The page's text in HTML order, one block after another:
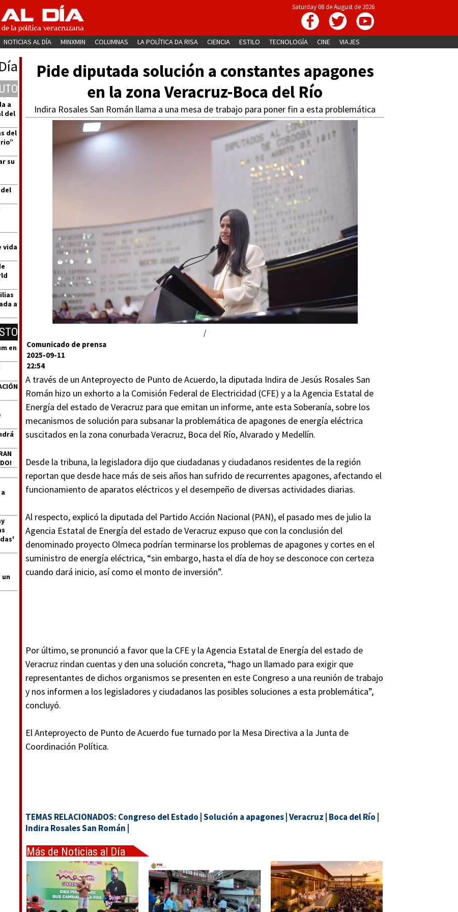
Saturday 08 de August de 2026
NOTICIAS AL DÍA MINXMIN COLUMNAS LA POLÍTICA DA RISA CIENCIA ESTILO TECNOLOGÍA CINE VIAJES
a
del
del
su
vida
a
en
un
Pide diputada solución a constantes apagones
en la zona Veracruz-Boca del Río
Indira Rosales San Román llama a una mesa de trabajo para poner fin a esta problemática
/
Comunicado de prensa
2025-09-11
22:54
A través de un Anteproyecto de Punto de Acuerdo, la diputada Indira de Jesús Rosales San
Román hizo un exhorto a la Comisión Federal de Electricidad (CFE) y a la Agencia Estatal de
Energía del estado de Veracruz para que emitan un informe, ante esta Soberanía, sobre los
mecanismos de solución para subsanar la problemática de apagones de energía eléctrica
suscitados en la zona conurbada Veracruz, Boca del Río, Alvarado y Medellín.
Desde la tribuna, la legisladora dijo que ciudadanas y ciudadanos residentes de la región
reportan que desde hace más de seis años han sufrido de recurrentes apagones, afectando el
funcionamiento de aparatos eléctricos y el desempeño de diversas actividades diarias.
Al respecto, explicó la diputada del Partido Acción Nacional (PAN), el pasado mes de julio la
Agencia Estatal de Energía del estado de Veracruz expuso que con la conclusión del
denominado proyecto Olmeca podrían terminarse los problemas de apagones y cortes en el
suministro de energía eléctrica, “sin embargo, hasta el día de hoy se desconoce con certeza
cuando dará inicio, así como el monto de inversión”.
Por último, se pronunció a favor que la CFE y la Agencia Estatal de Energía del estado de
Veracruz rindan cuentas y den una solución concreta, “hago un llamado para exigir que
representantes de dichos organismos se presenten en este Congreso a una reunión de trabajo
y nos informen a los legisladores y ciudadanos las posibles soluciones a esta problemática”,
concluyó.
El Anteproyecto de Punto de Acuerdo fue turnado por la Mesa Directiva a la Junta de
Coordinación Política.
TEMAS RELACIONADOS: Congreso del Estado Solución a apagones Veracruz Boca del Río
Indira Rosales San Román
Más de Noticias al Día